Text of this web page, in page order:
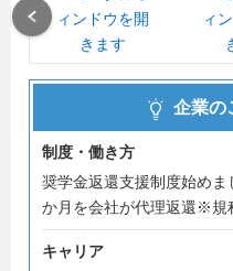
当社は、北は北海道から南
全国に事業所を展開してい
そして、その全国で採用を
＼選考ではあなた自身のこ
皆様にお会い出来る日を心
企業の
制度・働き方
奨学金返還支援制度始め
か月を会社が代理返還※規
キャリア